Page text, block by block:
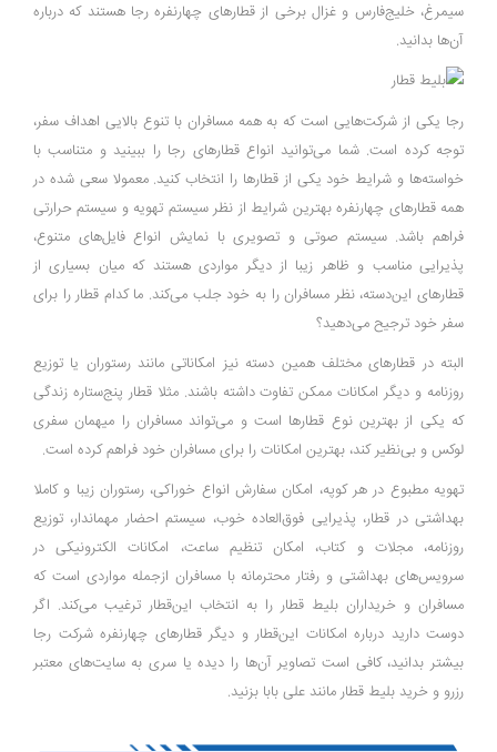
سیمرغ، خلیج‌فارس و غزال برخی از قطار‌های چهار‌نفره رجا هستند که درباره
آن‌ها بدانید.
رجا یکی از شرکت‌هایی است که به همه مسافران با تنوع بالایی اهداف سفر،
توجه کرده است. شما می‌توانید انواع قطار‌های رجا را ببینید و متناسب با
خواسته‌ها و شرایط خود یکی از قطار‌ها را انتخاب کنید. معمولا سعی شده در
همه قطار‌های چهارنفره بهترین شرایط از نظر سیستم تهویه و سیستم حرارتی
فراهم باشد. سیستم صوتی و تصویری با نمایش انواع فایل‌های متنوع،
پذیرایی مناسب و ظاهر زیبا از دیگر مواردی هستند که میان بسیاری از
قطار‌های این‌دسته، نظر مسافران را به خود جلب می‌کند. ما کدام قطار را برای
سفر خود ترجیح می‌دهید؟
البته در قطار‌های مختلف همین دسته نیز امکاناتی مانند رستوران یا توزیع
روزنامه و دیگر امکانات ممکن تفاوت داشته باشند. مثلا قطار‌ پنج‌ستاره زندگی
که یکی از بهترین نوع قطار‌ها است و می‌تواند مسافران را میهمان سفری
لوکس و بی‌نظیر کند، بهترین امکانات را برای مسافران خود فراهم کرده است.
تهویه مطبوع در هر کوپه، امکان سفارش انواع خوراکی، رستوران زیبا و کاملا
بهداشتی در قطار، پذیرایی فوق‌العاده خوب، سیستم احضار مهماندار، توزیع
روزنامه، مجلات و کتاب، امکان تنظیم ساعت، امکانات الکترونیکی در
سرویس‌های بهداشتی و رفتار محترمانه با مسافران از‌جمله مواردی است که
مسافران و خریداران بلیط قطار را به انتخاب این‌قطار ترغیب می‌کند. اگر
دوست دارید درباره امکانات این‌قطار و دیگر قطار‌های چهارنفره شرکت رجا
بیشتر بدانید، کافی است تصاویر آن‌ها را دیده یا سری به سایت‌های معتبر
رزرو و خرید بلیط قطار مانند علی بابا بزنید.